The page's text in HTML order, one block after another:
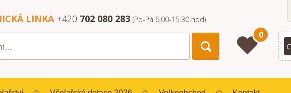
LINKA +420 702 080 283 (Po-Pá 6.00-15.30 hod)
0